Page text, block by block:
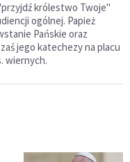
królestwo Twoje"
ogólnej. Papież
Pańskie oraz
jego katechezy na placu
wiernych.